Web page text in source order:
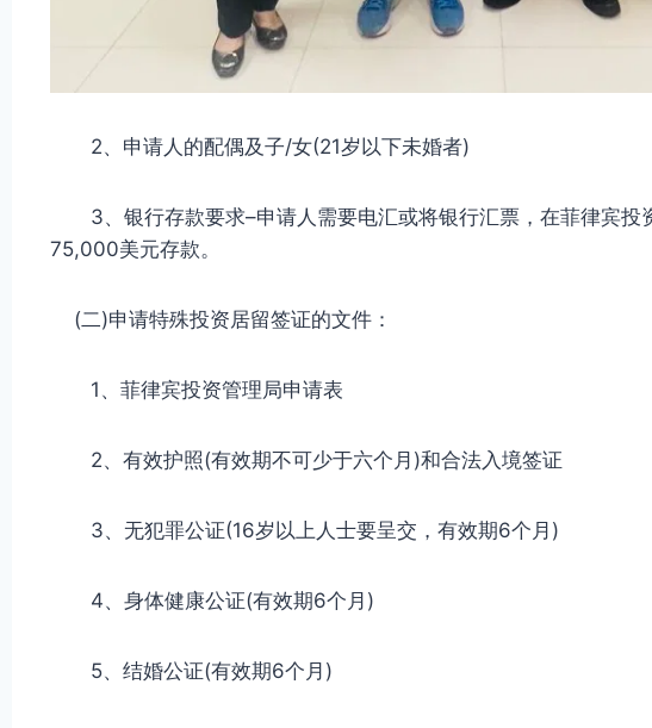
2、申请人的配偶及子/女(21岁以下未婚者)
3、银行存款要求–申请人需要电汇或将银行汇票，在菲律宾投
75,000美元存款。
(二)申请特殊投资居留签证的文件：
1、菲律宾投资管理局申请表
2、有效护照(有效期不可少于六个月)和合法入境签证
3、无犯罪公证(16岁以上人士要呈交，有效期6个月)
4、身体健康公证(有效期6个月)
5、结婚公证(有效期6个月)